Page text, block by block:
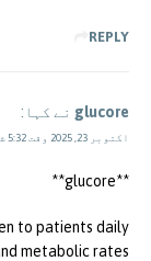
REPLY
glucore نے کہا:
اکتوبر 23, 2025 وقت 5:32 شام
** glucore**
to patients daily
metabolic rates.